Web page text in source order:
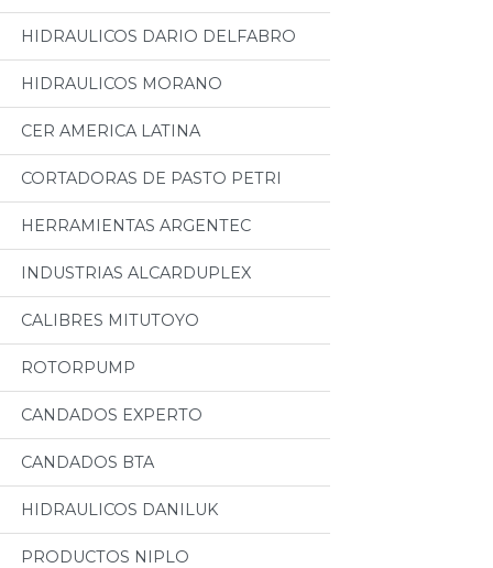
HIDRAULICOS DARIO DELFABRO
HIDRAULICOS MORANO
CER AMERICA LATINA
CORTADORAS DE PASTO PETRI
HERRAMIENTAS ARGENTEC
INDUSTRIAS ALCARDUPLEX
CALIBRES MITUTOYO
ROTORPUMP
CANDADOS EXPERTO
CANDADOS BTA
HIDRAULICOS DANILUK
PRODUCTOS NIPLO